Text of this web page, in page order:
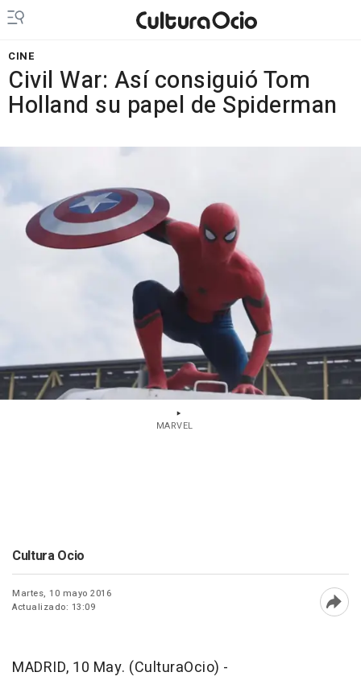
CINE
Civil War: Así consiguió Tom
Holland su papel de Spiderman
MARVEL
Cultura Ocio
Martes, 10 mayo 2016
Actualizado: 13:09
MADRID, 10 May. (CulturaOcio) -